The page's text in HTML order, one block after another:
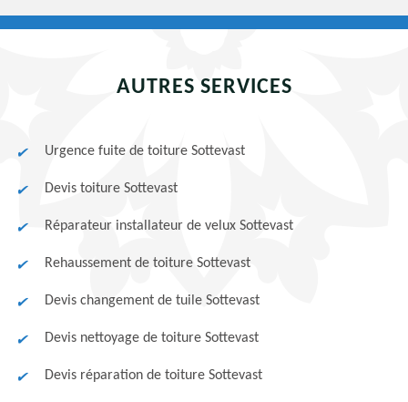
AUTRES SERVICES
Urgence fuite de toiture Sottevast
Devis toiture Sottevast
Réparateur installateur de velux Sottevast
Rehaussement de toiture Sottevast
Devis changement de tuile Sottevast
Devis nettoyage de toiture Sottevast
Devis réparation de toiture Sottevast